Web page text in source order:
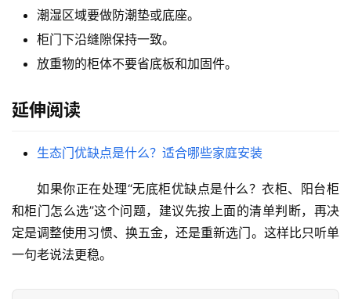
讯
系
潮湿区域要做防潮垫或底座。
柜门下沿缝隙保持一致。
放重物的柜体不要省底板和加固件。
延伸阅读
生态门优缺点是什么？适合哪些家庭安装
如果你正在处理“无底柜优缺点是什么？衣柜、阳台柜
和柜门怎么选”这个问题，建议先按上面的清单判断，再决
定是调整使用习惯、换五金，还是重新选门。这样比只听单
一句老说法更稳。